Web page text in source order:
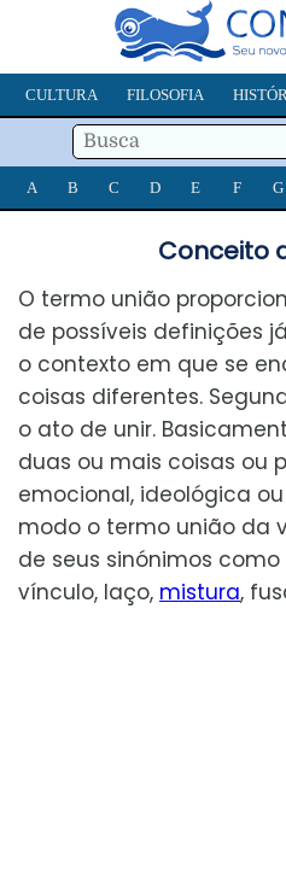
CULTURA FILOSOFIA
A B C D E F G
Conceito
O termo união
de possíveis definições
o contexto em que se
coisas diferentes.
o ato de unir.
duas ou mais coisas ou
emocional, ideológica
modo o termo união da
de seus sinónimos
vínculo, laço, mistura,